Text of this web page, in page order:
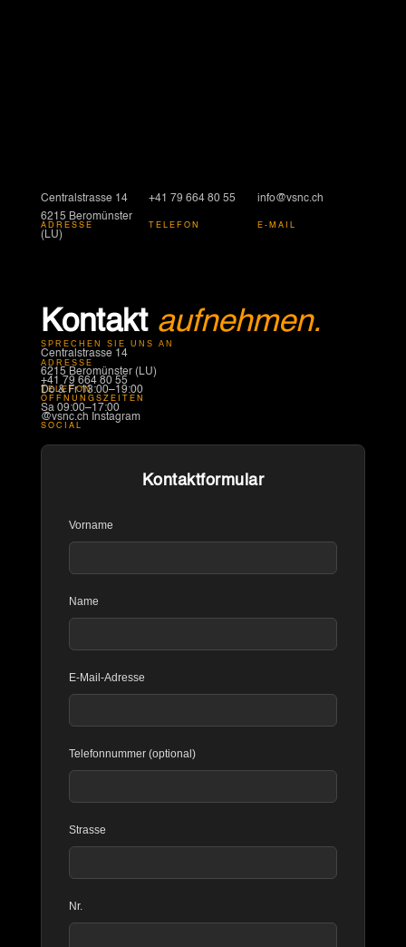
ADRESSE TELEFON E-MAIL
Centralstrasse 14
6215 Beromünster
(LU)
+41 79 664 80 55 info@vsnc.ch
SPRECHEN SIE UNS AN
Kontakt aufnehmen.
ADRESSE
Centralstrasse 14
6215 Beromünster (LU)
TELEFON
+41 79 664 80 55
ÖFFNUNGSZEITEN
Do & Fr 13:00–19:00
Sa 09:00–17:00
SOCIAL
@vsnc.ch Instagram
Kontaktformular
Vorname
Name
E-Mail-Adresse
Telefonnummer (optional)
Strasse
Nr.